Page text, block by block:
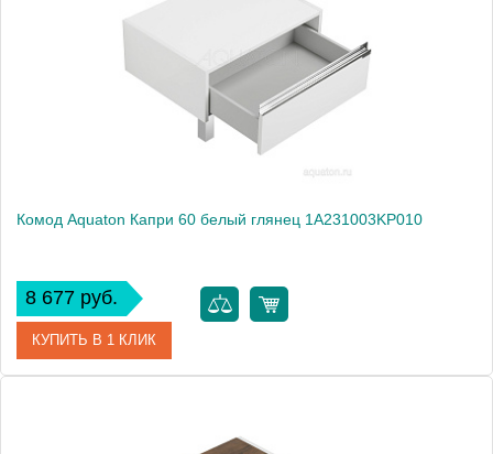
Комод Aquaton Капри 60 белый глянец 1A231003KP010
8 677 руб.
КУПИТЬ В 1 КЛИК